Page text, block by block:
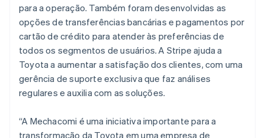
para a operação. Também foram desenvolvidas as
opções de transferências bancárias e pagamentos por
cartão de crédito para atender às preferências de
todos os segmentos de usuários. A Stripe ajuda a
Toyota a aumentar a satisfação dos clientes, com uma
gerência de suporte exclusiva que faz análises
regulares e auxilia com as soluções.
“A Mechacomi é uma iniciativa importante para a
transformação da Toyota em uma empresa de
NederlandsFrançaisDeutsch English
Brasil
PortuguêsEnglish
Bulgária
English
EnglishFrançais
China continental
Chipre
English